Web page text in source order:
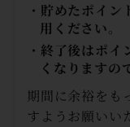
・貯めたポイ
用ください。
・終了後はポ
くなりますの
期間に余裕をも
すようお願いい